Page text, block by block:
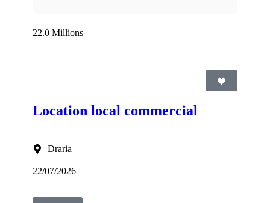
22.0 Millions
Location local commercial
Draria
22/07/2026